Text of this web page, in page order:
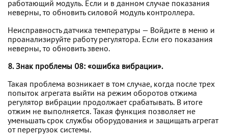
работающий модуль. Если и в данном случае показания
неверны, то обновить силовой модуль контроллера.
Неисправность датчика температуры — Войдите в меню и
проанализируйте работу регулятора. Если его показания
неверны, то обновить звено.
8. Знак проблемы 08: «ошибка вибрации».
Такая проблема возникает в том случае, когда после трех
попыток агрегата выйти на режим оборотов отжима
регулятор вибрации продолжает срабатывать. В итоге
отжим не выполняется. Такая функция позволяет не
уменьшать срок службы оборудования и защищать агрегат
от перегрузок системы.